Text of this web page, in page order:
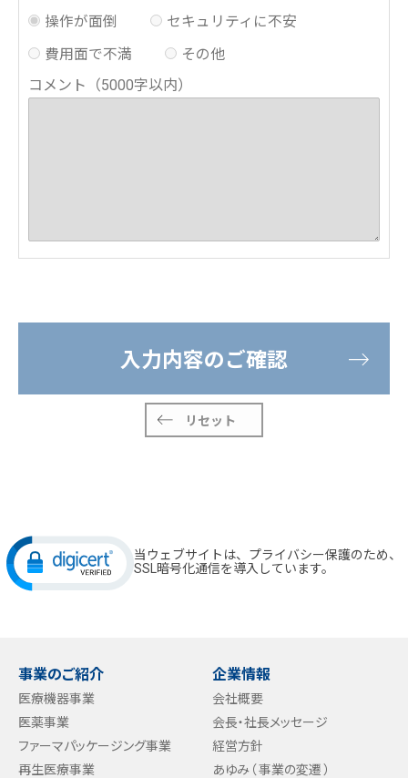
操作が面倒
セキュリティに不安
費用面で不満
その他
コメント（5000字以内）
当ウェブサイトは、プライバシー保護のため、
SSL暗号化通信を導入しています。
事業のご紹介
医療機器事業
医薬事業
ファーマパッケージング事業
再生医療事業
企業情報
会社概要
会長・社長メッセージ
経営方針
あゆみ（ 事業の変遷 ）